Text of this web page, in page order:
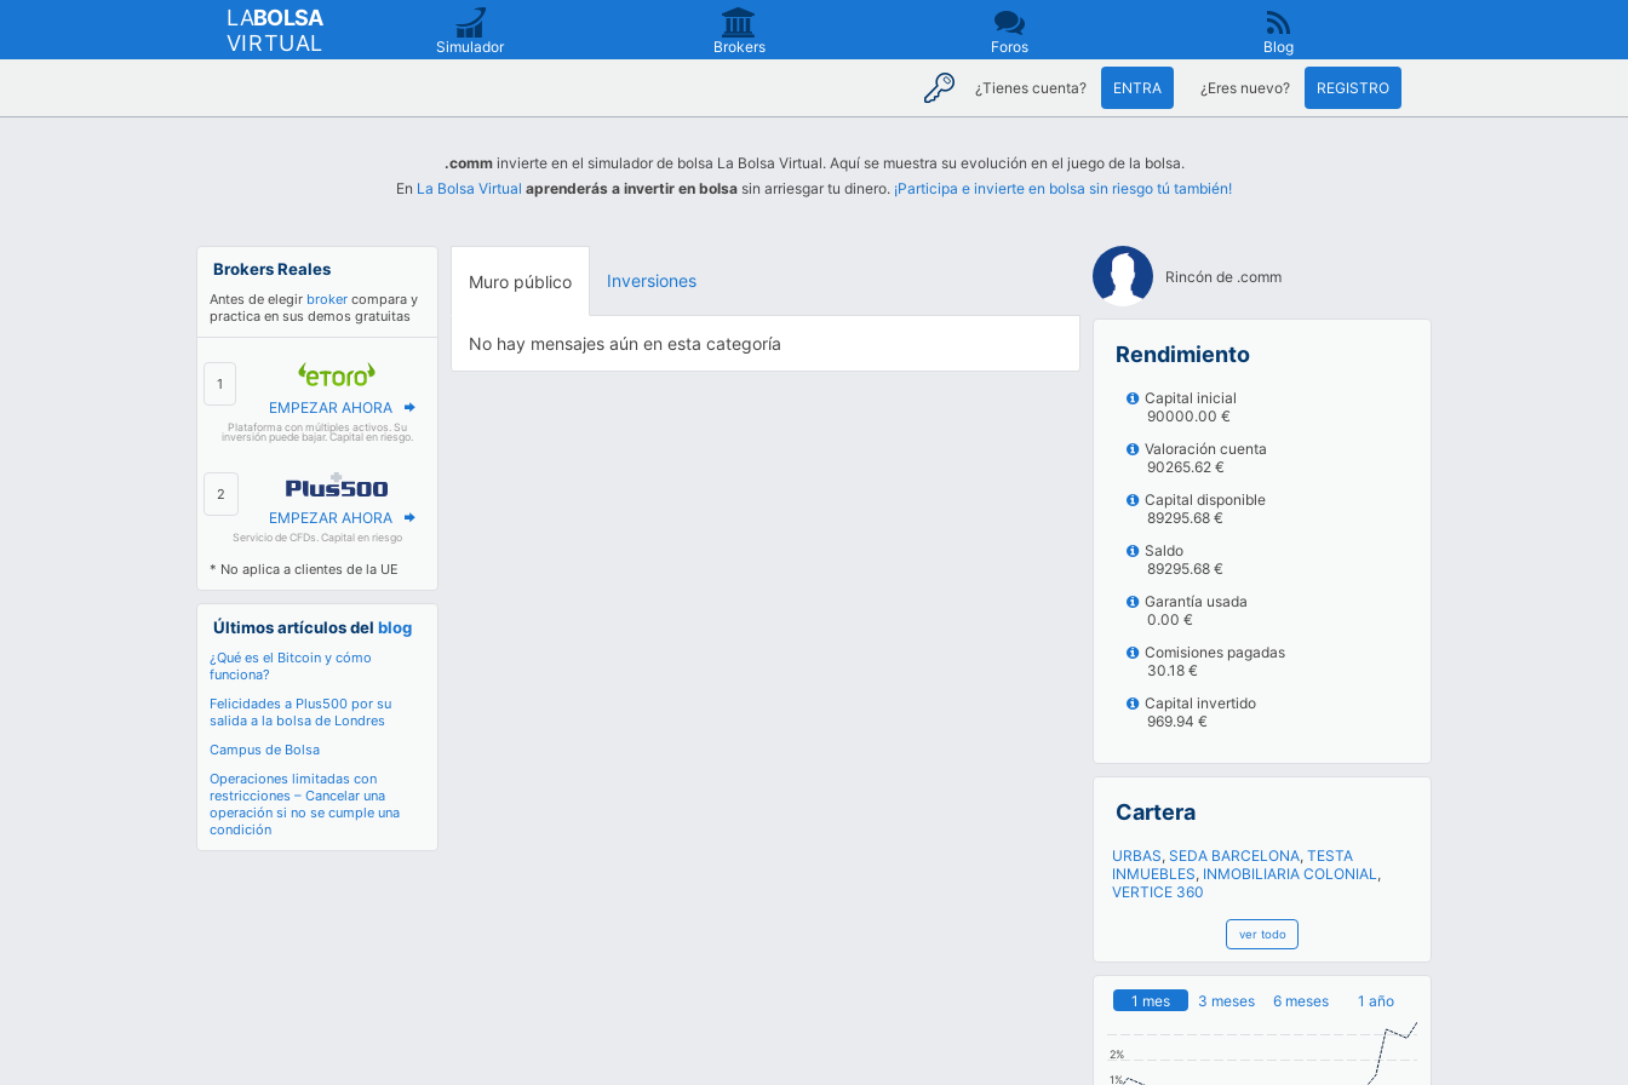
LABOLSA
VIRTUAL
Simulador Brokers Foros Blog
¿Tienes cuenta? ENTRA ¿Eres nuevo? REGISTRO
.comminvierte en el simulador de bolsa La Bolsa Virtual. Aquí se muestra su evolución en el juego de la bolsa.
En La Bolsa Virtual aprenderás a invertir en bolsa sin arriesgar tu dinero. ¡Participa e invierte en bolsa sin riesgo tú también!
Brokers Reales
Antes de elegir broker compara y
practica en sus demos gratuitas
EMPEZAR AHORA
Plataforma con múltiples activos. Su
inversión puede bajar. Capital en riesgo.
EMPEZAR AHORA
Servicio de CFDs. Capital en riesgo
* No aplica a clientes de la UE
Últimos artículos delblog
¿Qué es el Bitcoin y cómo
funciona?
Felicidades a Plus500 por su
salida a la bolsa de Londres
Campus de Bolsa
Operaciones limitadas con
restricciones – Cancelar una
operación si no se cumple una
condición
Muro público Inversiones
No hay mensajes aún en esta categoría
Rincón de .comm
Rendimiento
Capital inicial
90000.00 €
Valoración cuenta
90265.62 €
Capital disponible
89295.68 €
Saldo
89295.68 €
Garantía usada
0.00 €
Comisiones pagadas
30.18 €
Capital invertido
969.94 €
Cartera
URBAS, SEDA BARCELONA, TESTA
INMUEBLES, INMOBILIARIA COLONIAL,
VERTICE 360
ver todo
1%
2%
1 mes 3 meses 6 meses 1 año